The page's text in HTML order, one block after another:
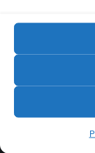
Clínica